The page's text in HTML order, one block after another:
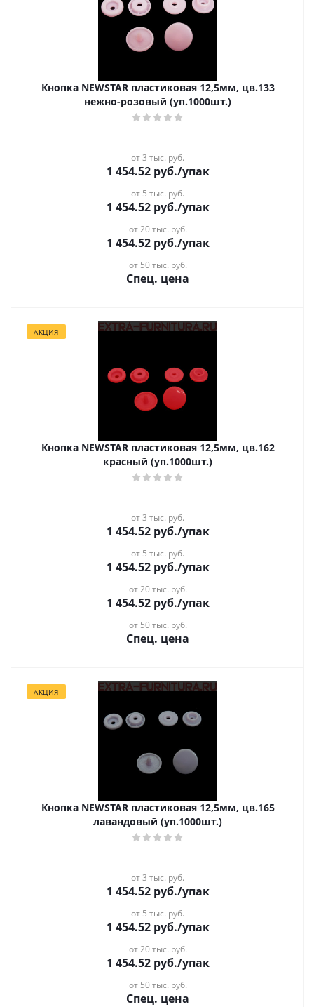
Кнопка NEWSTAR пластиковая 12,5мм, цв.133
нежно-розовый (уп.1000шт.)
от 3 тыс. руб.
1 454.52руб./упак
от 5 тыс. руб.
1 454.52руб./упак
от 20 тыс. руб.
1 454.52руб./упак
от 50 тыс. руб.
Спец. цена
АКЦИЯ
Кнопка NEWSTAR пластиковая 12,5мм, цв.162
красный (уп.1000шт.)
от 3 тыс. руб.
1 454.52руб./упак
от 5 тыс. руб.
1 454.52руб./упак
от 20 тыс. руб.
1 454.52руб./упак
от 50 тыс. руб.
Спец. цена
АКЦИЯ
Кнопка NEWSTAR пластиковая 12,5мм, цв.165
лавандовый (уп.1000шт.)
от 3 тыс. руб.
1 454.52руб./упак
от 5 тыс. руб.
1 454.52руб./упак
от 20 тыс. руб.
1 454.52руб./упак
от 50 тыс. руб.
Спец. цена